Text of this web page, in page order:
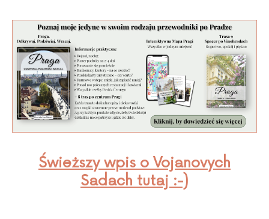
Świeższy wpis o Vojanovych
Sadach tutaj :-)